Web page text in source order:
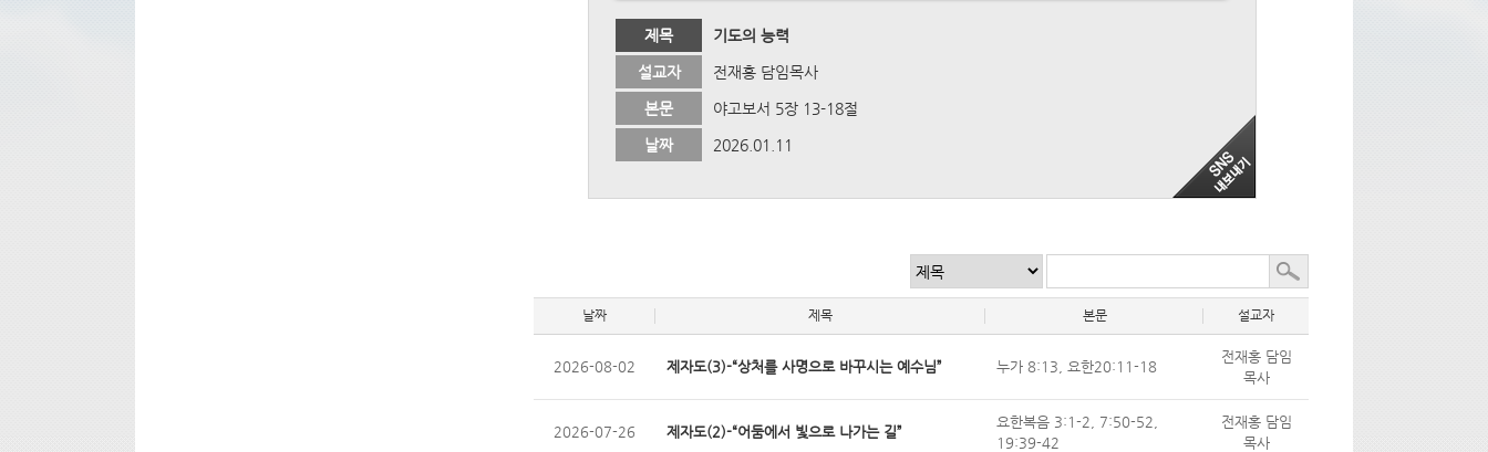
제목 기도의 능력
설교자 전재홍 담임목사
본문 야고보서 5장 13-18절
날짜 2026.01.11
날짜 제목 본문 설교자
2026-08-02 제자도(3)-“상처를 사명으로 바꾸시는 예수님” 누가 8:13, 요한20:11-18
전재홍 담임
목사
2026-07-26 제자도(2)-“어둠에서 빛으로 나가는 길”
요한복음 3:1-2, 7:50-52,
19:39-42
전재홍 담임
목사